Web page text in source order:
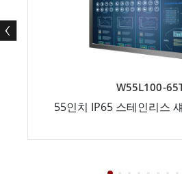
W55L100-
55인치 IP65 스테인리스